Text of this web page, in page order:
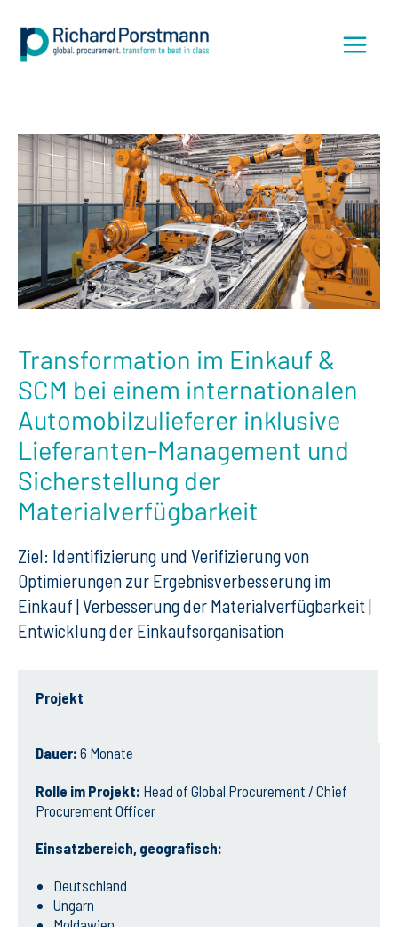
Inhalt
springen
Transformation im Einkauf &
SCM bei einem internationalen
Automobilzulieferer inklusive
Lieferanten-Management und
Sicherstellung der
Materialverfügbarkeit
Ziel: Identifizierung und Verifizierung von
Optimierungen zur Ergebnisverbesserung im
Einkauf | Verbesserung der Materialverfügbarkeit |
Entwicklung der Einkaufsorganisation
Projekt
Dauer: 6 Monate
Rolle im Projekt: Head of Global Procurement / Chief
Procurement Officer
Einsatzbereich, geografisch:
Deutschland
Ungarn